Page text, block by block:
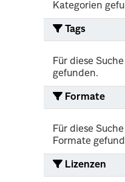
Kategorien
Tags
Für diese
gefunden.
Formate
Für diese
Formate
Lizenzen